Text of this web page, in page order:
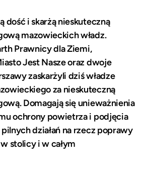
dość i skarżą nieskuteczną
mazowieckich władz.
Prawnicy dla Ziemi,
Jest Nasze oraz dwoje
zaskarżyli dziś władze
za nieskuteczną
Domagają się unieważnienia
ochrony powietrza i podjęcia
działań na rzecz poprawy
stolicy i w całym